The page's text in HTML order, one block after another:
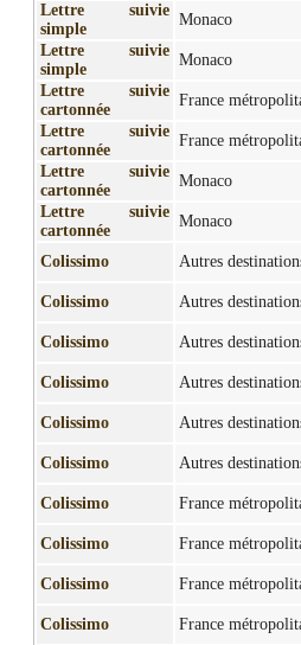
Lettre suivie
simple
Monaco
Lettre suivie
simple
Monaco
Lettre suivie
cartonnée
France
Lettre suivie
cartonnée
France
Lettre suivie
cartonnée
Monaco
Lettre suivie
cartonnée
Monaco
Colissimo
Autres
Colissimo
Autres
Colissimo
Autres
Colissimo
Autres
Colissimo
Autres
Colissimo
Autres
Colissimo
France
Colissimo
France
Colissimo
France
Colissimo
France